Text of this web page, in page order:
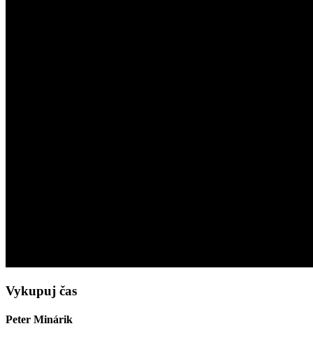
Vykupuj čas
Peter Minárik